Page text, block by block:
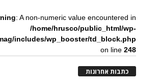
: A non-numeric value encountered in
/home/hrusco/public_html/wp-
includes/wp_booster/td_block.php
on line248
כתבות אחרונות